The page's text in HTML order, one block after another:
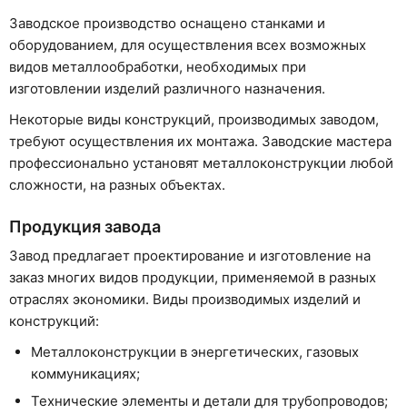
Заводское производство оснащено станками и
оборудованием, для осуществления всех возможных
видов металлообработки, необходимых при
изготовлении изделий различного назначения.
Некоторые виды конструкций, производимых заводом,
требуют осуществления их монтажа. Заводские мастера
профессионально установят металлоконструкции любой
сложности, на разных объектах.
Продукция завода
Завод предлагает проектирование и изготовление на
заказ многих видов продукции, применяемой в разных
отраслях экономики. Виды производимых изделий и
конструкций:
Металлоконструкции в энергетических, газовых
коммуникациях;
Технические элементы и детали для трубопроводов;